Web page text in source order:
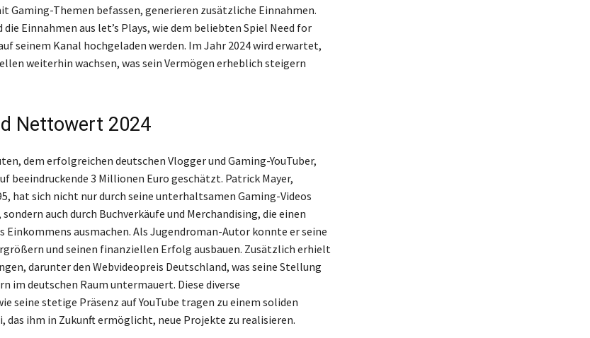
Gaming-Themen befassen, generieren zusätzliche Einnahmen.
Einnahmen aus let’s Plays, wie dem beliebten Spiel Need for
seinem Kanal hochgeladen werden. Im Jahr 2024 wird erwartet,
weiterhin wachsen, was sein Vermögen erheblich steigern
Nettowert 2024
dem erfolgreichen deutschen Vlogger und Gaming-YouTuber,
beeindruckende 3 Millionen Euro geschätzt. Patrick Mayer,
hat sich nicht nur durch seine unterhaltsamen Gaming-Videos
auch durch Buchverkäufe und Merchandising, die einen
Einkommens ausmachen. Als Jugendroman-Autor konnte er seine
und seinen finanziellen Erfolg ausbauen. Zusätzlich erhielt
darunter den Webvideopreis Deutschland, was seine Stellung
im deutschen Raum untermauert. Diese diverse
seine stetige Präsenz auf YouTube tragen zu einem soliden
das ihm in Zukunft ermöglicht, neue Projekte zu realisieren.